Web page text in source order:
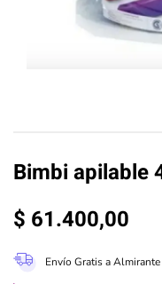
Bimbi apilable
$ 61.400,00
Envío Gratis a